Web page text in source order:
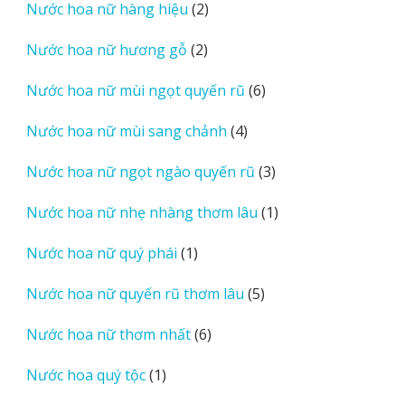
Nước hoa nữ hàng hiệu 22
phẩm
Nước hoa nữ hương gỗ 22
phẩm
Nước hoa nữ mùi ngọt quyến rũ 66
Nước hoa nữ mùi sang chảnh 44
phẩm
Nước hoa nữ ngọt ngào quyến rũ 33
phẩm
Nước hoa nữ nhẹ nhàng thơm lâu 11
Nước hoa nữ quý phái 11
phẩm
Nước hoa nữ quyến rũ thơm lâu 55
Nước hoa nữ thơm nhất 66
Nước hoa quý tộc 11